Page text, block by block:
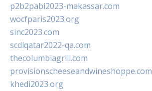
p2b2pabi2023-makassar.com
wocfparis2023.org
sinc2023.com
scdlqatar2022-qa.com
thecolumbiagrill.com
provisionscheeseandwineshoppe.com
khedi2023.org